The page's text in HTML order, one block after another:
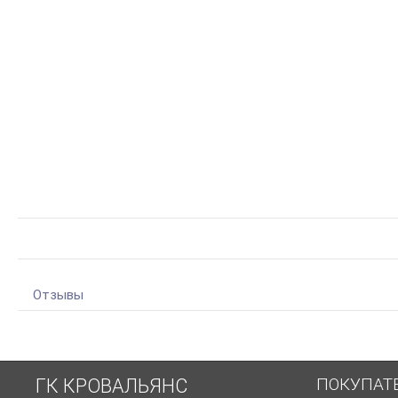
Отзывы
ГК КРОВАЛЬЯНС